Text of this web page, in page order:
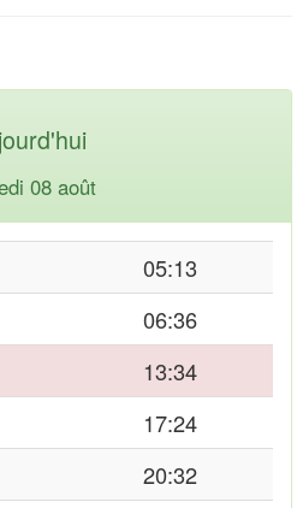
08 août
05:13
06:36
13:34
17:24
20:32